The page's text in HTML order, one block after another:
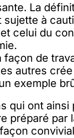
La
à
celui du
de
autres
exemple
qui ont ainsi
préparé par